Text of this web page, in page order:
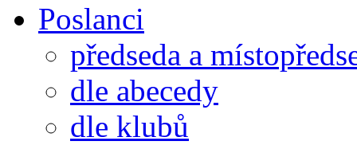
Poslanci
předseda a
dle abecedy
dle klubů